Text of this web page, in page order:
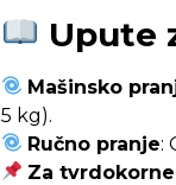
Upute
Mašinsko
5 kg).
Ručno pranje:
Za